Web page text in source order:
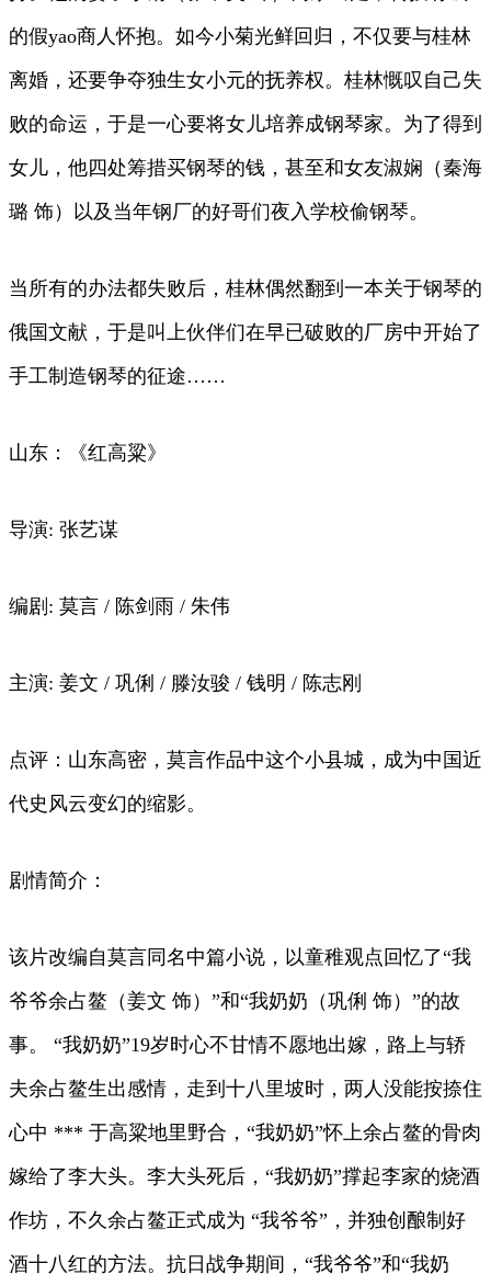
的假yao商人怀抱。如今小菊光鲜回归，不仅要与桂林
离婚，还要争夺独生女小元的抚养权。桂林慨叹自己失
败的命运，于是一心要将女儿培养成钢琴家。为了得到
女儿，他四处筹措买钢琴的钱，甚至和女友淑娴（秦海
璐 饰）以及当年钢厂的好哥们夜入学校偷钢琴。
当所有的办法都失败后，桂林偶然翻到一本关于钢琴的
俄国文献，于是叫上伙伴们在早已破败的厂房中开始了
手工制造钢琴的征途……
山东：《红高粱》
导演: 张艺谋
编剧: 莫言 / 陈剑雨 / 朱伟
主演: 姜文 / 巩俐 / 滕汝骏 / 钱明 / 陈志刚
点评：山东高密，莫言作品中这个小县城，成为中国近
代史风云变幻的缩影。
剧情简介：
该片改编自莫言同名中篇小说，以童稚观点回忆了“我
爷爷余占鳌（姜文 饰）”和“我奶奶（巩俐 饰）”的故
事。 “我奶奶”19岁时心不甘情不愿地出嫁，路上与轿
夫余占鳌生出感情，走到十八里坡时，两人没能按捺住
心中 *** 于高粱地里野合，“我奶奶”怀上余占鳌的骨肉
嫁给了李大头。李大头死后，“我奶奶”撑起李家的烧酒
作坊，不久余占鳌正式成为 “我爷爷”，并独创酿制好
酒十八红的方法。抗日战争期间，“我爷爷”和“我奶